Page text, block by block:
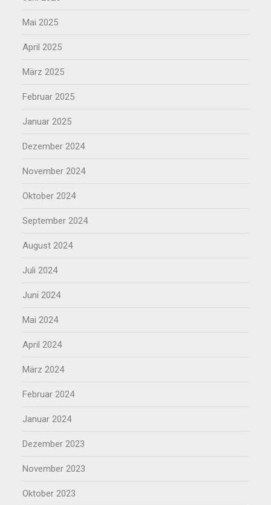
Mai 2025
April 2025
März 2025
Februar 2025
Januar 2025
Dezember 2024
November 2024
Oktober 2024
September 2024
August 2024
Juli 2024
Juni 2024
Mai 2024
April 2024
März 2024
Februar 2024
Januar 2024
Dezember 2023
November 2023
Oktober 2023